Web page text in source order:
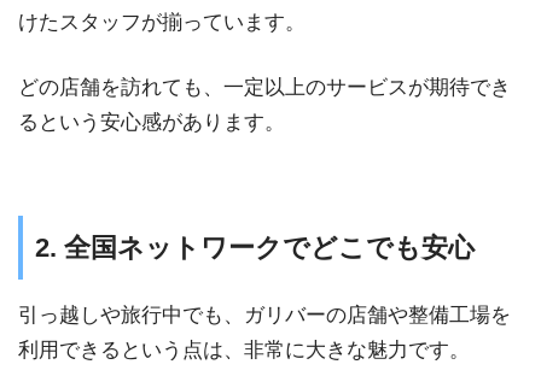
けたスタッフが揃っています。
どの店舗を訪れても、一定以上のサービスが期待でき
るという安心感があります。
2. 全国ネットワークでどこでも安心
引っ越しや旅行中でも、ガリバーの店舗や整備工場を
利用できるという点は、非常に大きな魅力です。